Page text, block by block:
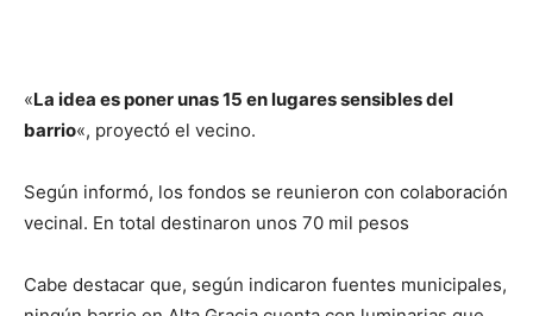
«La idea es poner unas 15 en lugares sensibles del
barrio«, proyectó el vecino.
Según informó, los fondos se reunieron con colaboración
vecinal. En total destinaron unos 70 mil pesos
Cabe destacar que, según indicaron fuentes municipales,